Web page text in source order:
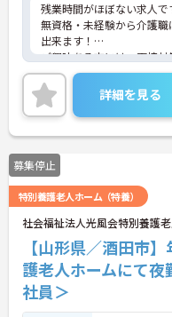
残業時間がほぼない求人で
無資格・未経験から介護
出来ます！
ご興味ある方には、面接
詳細をお話しいたします
い！
詳細を見る
募集停止
特別養護老人ホーム（特養）
社会福祉法人光風会特別養護
【山形県／酒田市
護老人ホームにて
社員＞